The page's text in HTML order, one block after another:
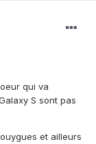
qui va
S sont pas
et ailleurs